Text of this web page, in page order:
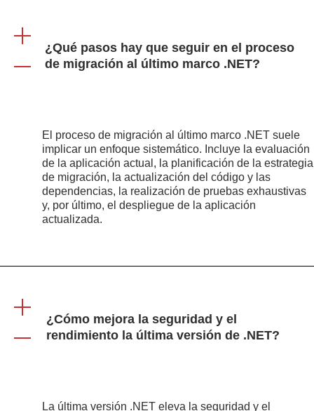
¿Qué pasos hay que seguir en el proceso
de migración al último marco .NET?
El proceso de migración al último marco .NET suele
implicar un enfoque sistemático. Incluye la evaluación
de la aplicación actual, la planificación de la estrategia
de migración, la actualización del código y las
dependencias, la realización de pruebas exhaustivas
y, por último, el despliegue de la aplicación
actualizada.
¿Cómo mejora la seguridad y el
rendimiento la última versión de .NET?
La última versión .NET eleva la seguridad y el